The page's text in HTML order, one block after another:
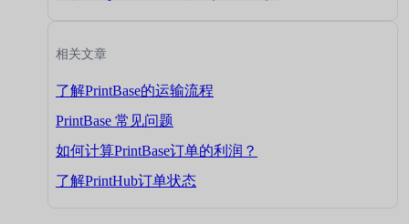
相关文章
了解PrintBase的运输流程
PrintBase 常见问题
如何计算PrintBase订单的利润？
了解PrintHub订单状态